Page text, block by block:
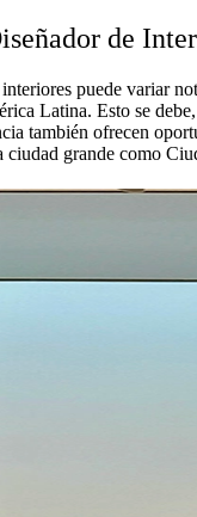
de
puede variar
Latina. Esto se
también ofrecen
ciudad grande como